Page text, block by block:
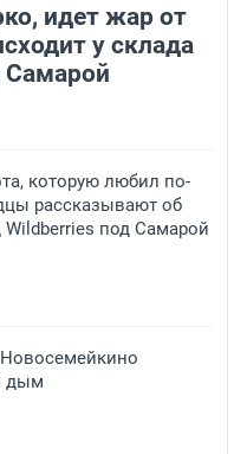
идет жар от
у склада
Самарой
которую любил по-
рассказывают об
под Самарой
дым